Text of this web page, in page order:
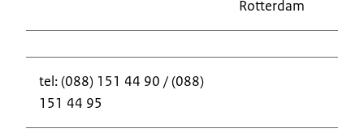
Rotterdam
tel: (088) 151 44 90 / (088)
151 44 95